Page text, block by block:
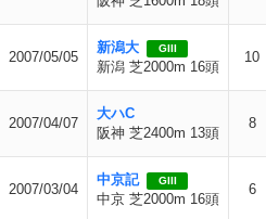
2007/05/05
新潟大 GIII
新潟 芝2000m 16頭
10
2007/04/07
大ハC
阪神 芝2400m 13頭
8
2007/03/04
中京記 GIII
中京 芝2000m 16頭
6